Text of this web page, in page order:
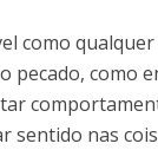
como
pecado, como
sentido nas